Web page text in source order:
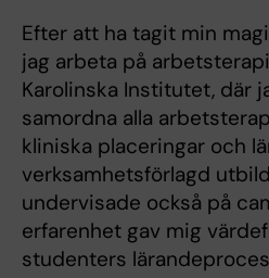
Efter att ha tagit min
jag arbeta på
Karolinska Institutet, där
samordna alla
kliniska placeringar och
verksamhetsförlagd
undervisade också på
erfarenhet gav mig
studenters